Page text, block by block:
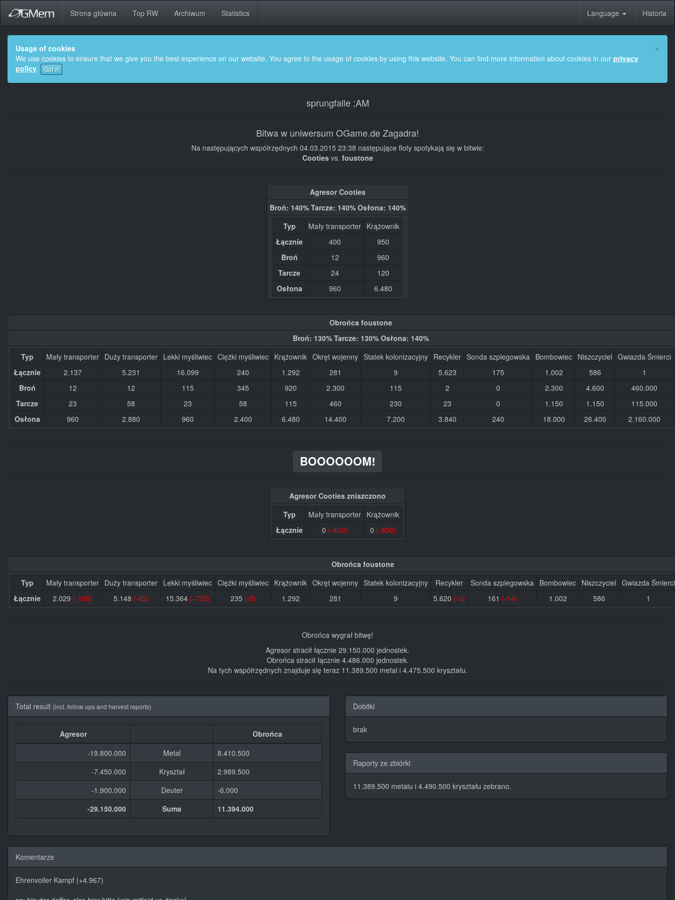
Strona główna Top RW Archiwum Statistics Language Historia
×
Usage of cookies
We use cookies to ensure that we give you the best experience on our website. You agree to the usage of cookies by using this website. You can find more information about cookies in our privacy
policy. Got it!
sprungfalle ;AM
Bitwa w uniwersum OGame.de Zagadra!
Na następujących współrzędnych 04.03.2015 23:38 następujące floty spotykają się w bitwie:
Cootiesvs. foustone
Agresor Cooties
Broń: 140% Tarcze: 140% Osłona: 140%
Typ
Mały transporter Krążownik
Łącznie
400
950
Broń
12
960
Tarcze
24
120
Osłona
960 6.480
Obrońca foustone
Broń: 130% Tarcze: 130% Osłona: 140%
Typ
Mały transporter Duży transporter Lekki myśliwiec Ciężki myśliwiec Krążownik Okręt wojenny Statek kolonizacyjny Recykler Sonda szpiegowska Bombowiec Niszczyciel Gwiazda Śmierci
Łącznie
2.137 5.231 16.099 240 1.292 281 9 5.623 175 1.002 586
1
Broń
12 12 115 345 920 2.300 115 2 0 2.300 4.600
460.000
Tarcze
23 58 23 58 115 460 230 23 0 1.150 1.150
115.000
Osłona
960 2.880 960 2.400 6.480 14.400 7.200 3.840 240 18.000 26.400 2.160.000
BOOOOOOM!
Agresor Cooties zniszczono
Typ
Mały transporter Krążownik
Łącznie
0 (-400) 0 (-950)
Obrońca foustone
Typ
Mały transporter Duży transporter Lekki myśliwiec Ciężki myśliwiec Krążownik Okręt wojenny Statek kolonizacyjny Recykler Sonda szpiegowska Bombowiec Niszczyciel Gwiazda Śmierci
Łącznie
2.029 (-108) 5.148 (-83) 15.364 (-735) 235 (-5) 1.292 281 9 5.620 (-3) 161 (-14) 1.002 586 1
Obrońca wygrał bitwę!
Agresor stracił łącznie 29.150.000 jednostek.
Obrońca stracił łącznie 4.486.000 jednostek.
Na tych współrzędnych znajduje się teraz 11.389.500 metal i 4.475.500 kryształu.
Total result (incl. follow ups and harvest reports)
Agresor
Obrońca
-19.800.000
Metal
8.410.500
-7.450.000
Kryształ
2.989.500
-1.900.000
Deuter
-6.000
-29.150.000
Suma 11.394.000
Dobitki
brak
Raporty ze zbiórki
11.389.500 metalu i 4.490.500 kryształu zebrano.
Komentarze
Ehrenvoller Kampf (+4.967)